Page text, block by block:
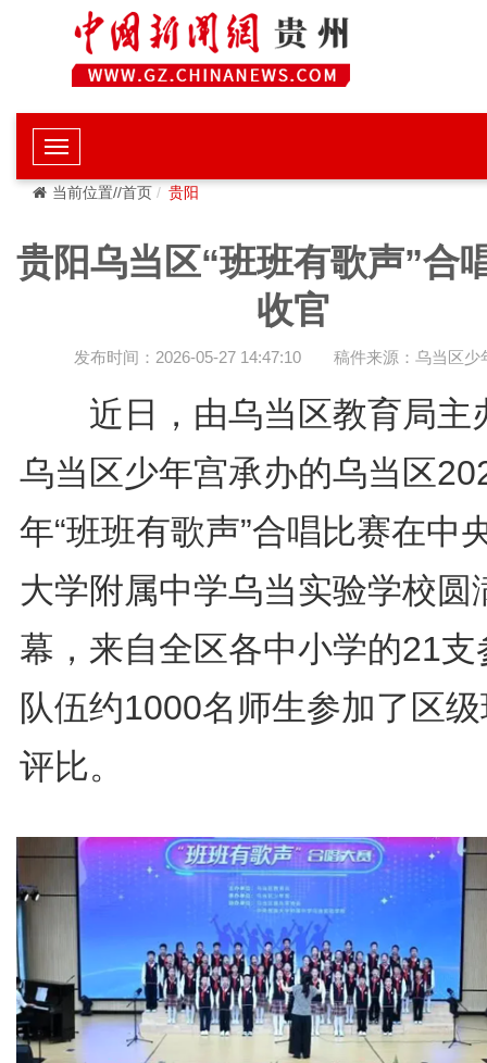
当前位置//首页 贵阳
贵阳乌当区“班班有歌声”合
收官
发布时间：2026-05-27 14:47:10 稿件来源：乌当区少
近日，由乌当区教育局主
乌当区少年宫承办的乌当区
年“班班有歌声”合唱比赛在中
大学附属中学乌当实验学校圆
幕，来自全区各中小学的21支
队伍约1000名师生参加了区
评比。